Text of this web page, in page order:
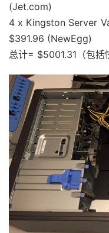
(Jet.com)
4 x Kingston Server
$391.96 (NewEgg)
总计= $5001.31（包括